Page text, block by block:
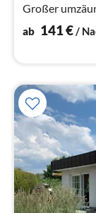
Großer
Baumbestand.
ab 141€/